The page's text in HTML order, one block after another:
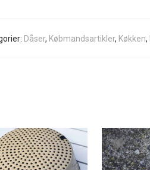
Dåser, Købmandsartikler, Køkken,